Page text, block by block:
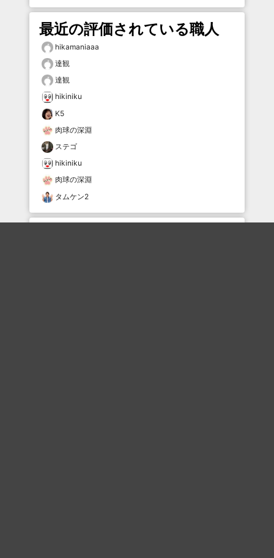
最近の評価されている職人
hikamaniaaa
達観
達観
hikiniku
K5
肉球の深淵
ステゴ
hikiniku
肉球の深淵
タムケン2